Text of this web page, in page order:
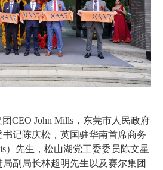
CEO John Mills，东莞市人民政府
记陈庆松，英国驻华南首席商务
）先生，松山湖党工委委员陈文星
副局长林超明先生以及赛尔集团